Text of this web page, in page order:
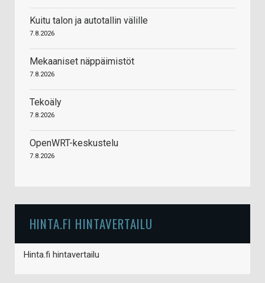
Kuitu talon ja autotallin välille
7.8.2026
Mekaaniset näppäimistöt
7.8.2026
Tekoäly
7.8.2026
OpenWRT-keskustelu
7.8.2026
HINTA.FI HINTAVERTAILU
Hinta.fi hintavertailu